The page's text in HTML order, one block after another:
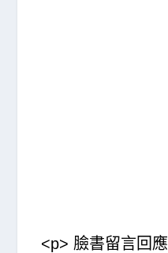
<p> 臉書留言回應